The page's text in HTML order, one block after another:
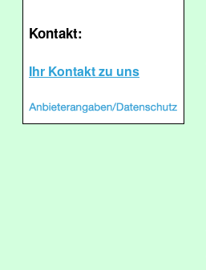
Kontakt:
Ihr Kontakt zu uns